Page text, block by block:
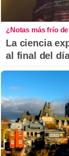
¿Notas más frío
La ciencia
al final del